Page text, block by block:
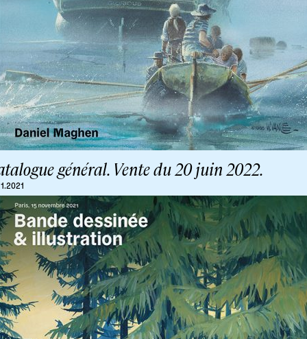
général. Vente du 20 juin 2022.